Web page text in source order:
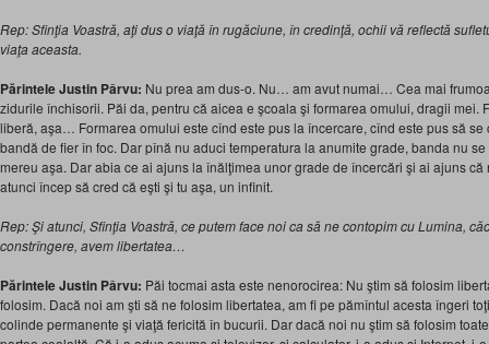
Rep: Sfinţia Voastră, aţi dus o viaţă în rugăciune, în credinţă, ochii vă reflectă
viaţa aceasta.
Părintele Justin Pârvu: Nu prea am dus-o. Nu… am avut numai… Cea mai
zidurile închisorii. Păi da, pentru că aicea e şcoala şi formarea omului, dragii mei.
liberă, aşa… Formarea omului este cînd este pus la încercare, cînd este pus să
bandă de fier în foc. Dar pînă nu aduci temperatura la anumite grade, banda nu
mereu aşa. Dar abia ce ai ajuns la înălţimea unor grade de încercări şi ai ajuns că
atunci încep să cred că eşti şi tu aşa, un infinit.
Rep: Şi atunci, Sfinţia Voastră, ce putem face noi ca să ne contopim cu Lumina,
constrîngere, avem libertatea…
Părintele Justin Pârvu: Păi tocmai asta este nenorocirea: Nu ştim să folosim
folosim. Dacă noi am şti să ne folosim libertatea, am fi pe pămîntul acesta îngeri
colinde permanente şi viaţă fericită în bucurii. Dar dacă noi nu ştim să folosim